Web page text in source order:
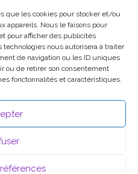
que les cookies pour stocker et/ou
appareils. Nous le faisons pour
pour afficher des publicités
technologies nous autorisera à traiter
de navigation ou les ID uniques
ou de retirer son consentement
fonctonnalités et caractéristiques.
d’Amazon EU, un
permettre à des sites de
à la création de liens vers